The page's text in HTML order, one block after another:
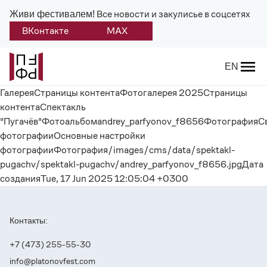
Живи фестивалем! Все новости и закулисье в соцсетях
ВКонтакте
MAX
EN
Назад
О фестивале
Платонов
Положение о фестивале
Учредители и партнеры
Отчеты и документы
ГалереяСтраницы контентаФотогалерея 2025Страницы
контентаСпектакль
фотографииОсновные настройки
фотографииФотография/images/cms/data/spektakl-
pugachv/spektakl-pugachv/andrey_parfyonov_f8656.jpgДата
созданияTue, 17 Jun 2025 12:05:04 +0300
Контакты:
+7 (473) 255-55-30
info@platonovfest.com